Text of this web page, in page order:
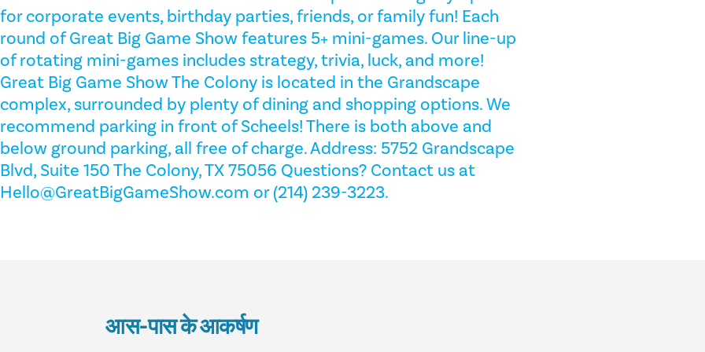
for corporate events, birthday parties, friends, or family fun! Each
round of Great Big Game Show features 5+ mini-games. Our line-up
of rotating mini-games includes strategy, trivia, luck, and more!
Great Big Game Show The Colony is located in the Grandscape
complex, surrounded by plenty of dining and shopping options. We
recommend parking in front of Scheels! There is both above and
below ground parking, all free of charge. Address: 5752 Grandscape
Blvd, Suite 150 The Colony, TX 75056 Questions? Contact us at
Hello@GreatBigGameShow.com or (214) 239-3223.
आस-पास के आकर्षण